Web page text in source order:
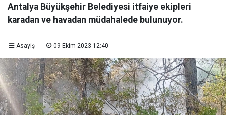
Antalya Büyükşehir Belediyesi itfaiye ekipleri
karadan ve havadan müdahalede bulunuyor.
Asayiş 09 Ekim 2023 12:40